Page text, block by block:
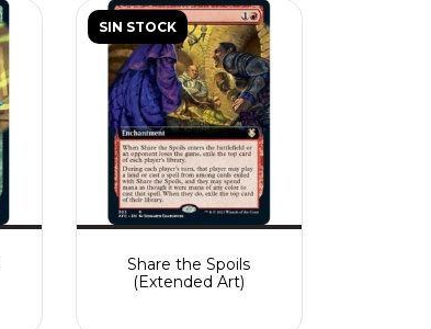
SIN STOCK
Share the Spoils
(Extended Art)